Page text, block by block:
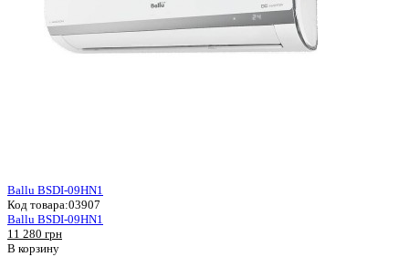
Ballu BSDI-09HN1
Код товара:03907
Ballu BSDI-09HN1
11 280 грн
В корзину